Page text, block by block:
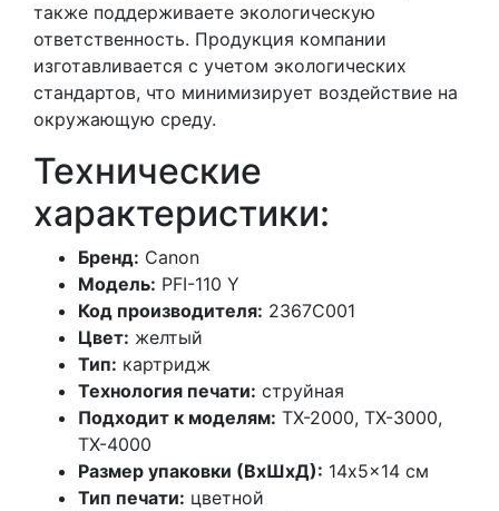
также поддерживаете экологическую
ответственность. Продукция компании
изготавливается с учетом экологических
стандартов, что минимизирует воздействие на
окружающую среду.
Технические
характеристики:
Бренд: Canon
Модель: PFI-110 Y
Код производителя: 2367C001
Цвет: желтый
Тип: картридж
Технология печати: струйная
Подходит к моделям: TX-2000, TX-3000,
TX-4000
Размер упаковки (ВхШхД): 14x5x14 см
Тип печати: цветной